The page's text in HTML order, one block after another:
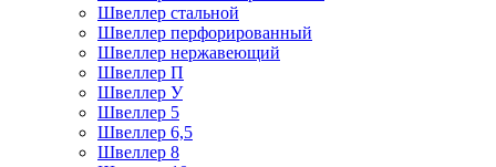
Швеллер стальной
Швеллер перфорированный
Швеллер нержавеющий
Швеллер П
Швеллер У
Швеллер 5
Швеллер 6,5
Швеллер 8